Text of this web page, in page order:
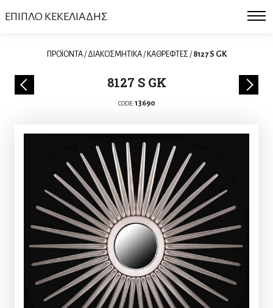
ΕΠΙΠΛΟ ΚΕΚΕΛΙΑΔΗΣ
ΠΡΟΪΟΝΤΑ/ ΔΙΑΚΟΣΜΗΤΙΚΑ/ ΚΑΘΡΕΦΤΕΣ/ 8127 S GK
8127 S GK
CODE: 13690